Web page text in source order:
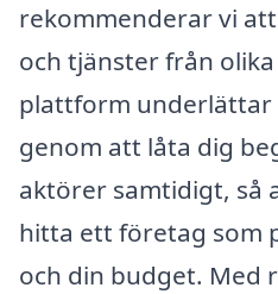
rekommenderar vi
och tjänster från
plattform underlättar
genom att låta dig
aktörer samtidigt, så
hitta ett företag som
och din budget. Med